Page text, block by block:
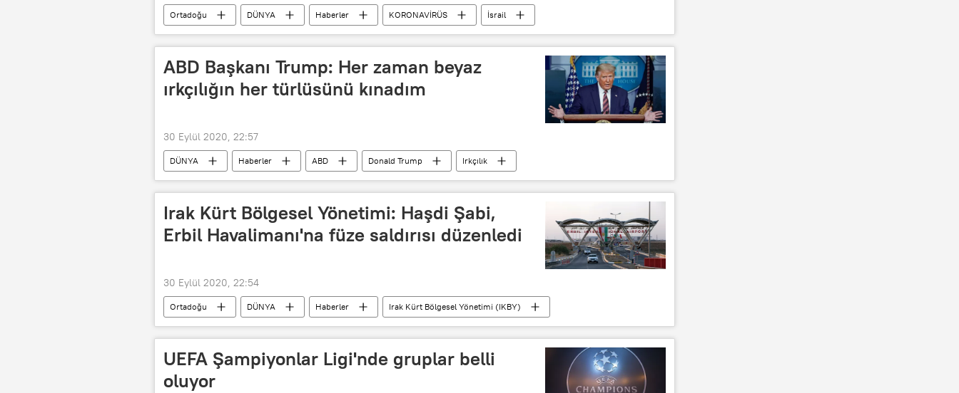
Ortadoğu DÜNYA Haberler KORONAVİRÜS
İsrail
Benyamin Netanyahu
Koronavirüs Karantina
ABD Başkanı Trump: Her zaman beyaz
ırkçılığın her türlüsünü kınadım
30 Eylül 2020, 22:57
DÜNYA Haberler ABD Donald Trump Irkçılık
Irak Kürt Bölgesel Yönetimi: Haşdi Şabi,
Erbil Havalimanı'na füze saldırısı düzenledi
30 Eylül 2020, 22:54
Ortadoğu DÜNYA Haberler
Irak Kürt Bölgesel Yönetimi (IKBY)
Haşdi Şabi
Erbil füze saldırısı
UEFA Şampiyonlar Ligi'nde gruplar belli
oluyor